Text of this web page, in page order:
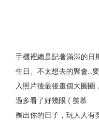
手機裡總是記著滿滿的日
生日、不太想去的聚會...
入照片後最後畫個大圈圈
過多看了好幾眼 ( 羨慕
圈出你的日子，玩人人有